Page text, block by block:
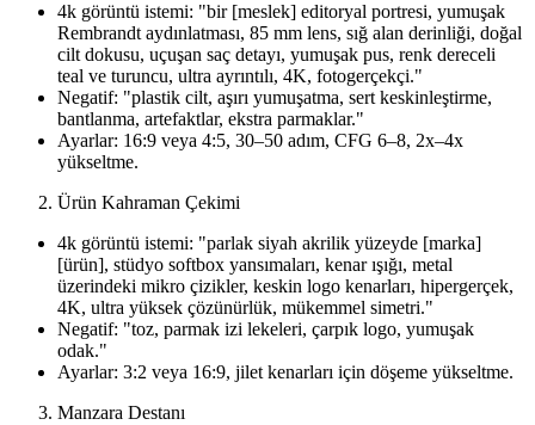
4k görüntü istemi: "bir [meslek] editoryal portresi, yumuşak
Rembrandt aydınlatması, 85 mm lens, sığ alan derinliği, doğal
cilt dokusu, uçuşan saç detayı, yumuşak pus, renk dereceli
teal ve turuncu, ultra ayrıntılı, 4K, fotogerçekçi."
Negatif: "plastik cilt, aşırı yumuşatma, sert keskinleştirme,
bantlanma, artefaktlar, ekstra parmaklar."
Ayarlar: 16:9 veya 4:5, 30–50 adım, CFG 6–8, 2x–4x
yükseltme.
Ürün Kahraman Çekimi
4k görüntü istemi: "parlak siyah akrilik yüzeyde [marka]
[ürün], stüdyo softbox yansımaları, kenar ışığı, metal
üzerindeki mikro çizikler, keskin logo kenarları, hipergerçek,
4K, ultra yüksek çözünürlük, mükemmel simetri."
Negatif: "toz, parmak izi lekeleri, çarpık logo, yumuşak
odak."
Ayarlar: 3:2 veya 16:9, jilet kenarları için döşeme yükseltme.
Manzara Destanı